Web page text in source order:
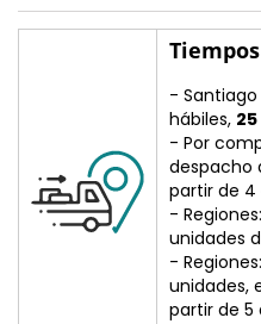
- Santiago
hábiles,
- Por
despacho
partir de 4
-
unidades
-
unidades,
partir de 5